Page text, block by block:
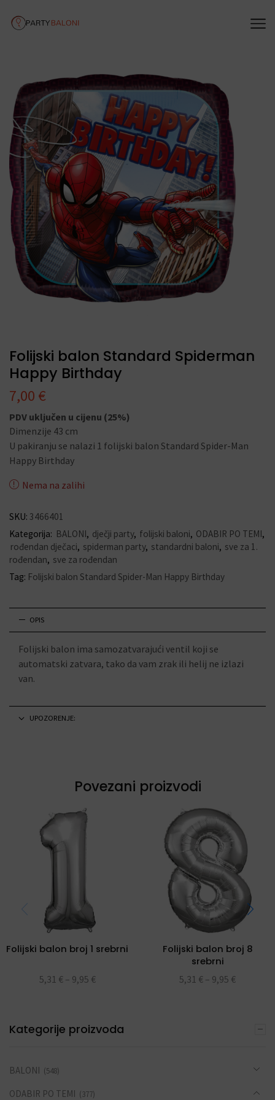
Folijski balon Standard Spiderman
Happy Birthday
7,00 €
PDV uključen u cijenu (25%)
Dimenzije 43 cm
U pakiranju se nalazi 1 folijski balon Standard Spider-Man
Happy Birthday
Nema na zalihi
SKU: 3466401
Kategorija: BALONI, dječji party, folijski baloni, ODABIR PO TEMI,
rođendan dječaci, spiderman party, standardni baloni, sve za 1.
rođendan, sve za rođendan
Tag: Folijski balon Standard Spider-Man Happy Birthday
OPIS
Folijski balon ima samozatvarajući ventil koji se
automatski zatvara, tako da vam zrak ili helij ne izlazi
van.
UPOZORENJE:
Povezani proizvodi
Folijski balon broj 1 srebrni
5,31 € – 9,95 €
Folijski balon broj 8
srebrni
5,31 € – 9,95 €
Kategorije proizvoda
BALONI (548)
ODABIR PO TEMI (377)